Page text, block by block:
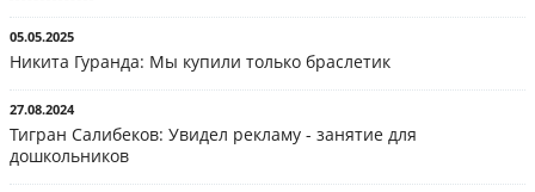
05.05.2025
Никита Гуранда: Мы купили только браслетик
27.08.2024
Тигран Салибеков: Увидел рекламу - занятие для
дошкольников